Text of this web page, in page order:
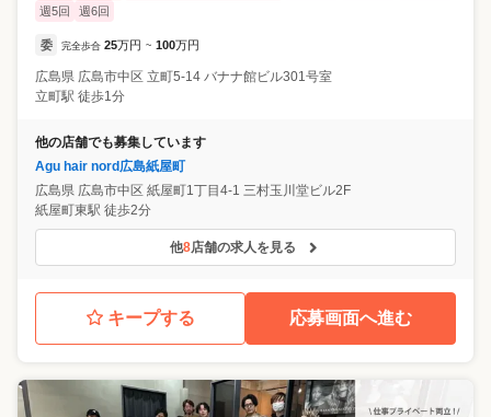
週5回
週6回
委 完全歩合 25万円 ~ 100万円
広島県 広島市中区 立町5-14 バナナ館ビル301号室
立町駅 徒歩1分
他の店舗でも募集しています
Agu hair nord広島紙屋町
広島県 広島市中区 紙屋町1丁目4-1 三村玉川堂ビル2F
紙屋町東駅 徒歩2分
他8店舗の求人を見る
キープする 応募画面へ進む